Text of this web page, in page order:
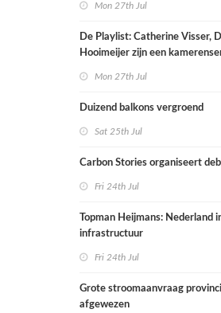
Mon 27th Jul
De Playlist: Catherine Visser,
Hooimeijer zijn een
Mon 27th Jul
Duizend balkons vergroend
Sat 25th Jul
Carbon Stories organiseert
Fri 24th Jul
Topman Heijmans: Nederland
infrastructuur
Fri 24th Jul
Grote stroomaanvraag
afgewezen